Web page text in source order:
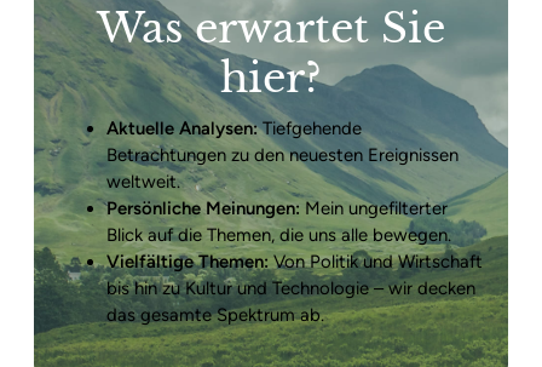
Was erwartet Sie
hier?
Aktuelle Analysen:Tiefgehende
Betrachtungen zu den neuesten Ereignissen
weltweit.
Persönliche Meinungen: Mein ungefilterter
Blick auf die Themen, die uns alle bewegen.
Vielfältige Themen: Von Politik und Wirtschaft
bis hin zu Kultur und Technologie – wir decken
das gesamte Spektrum ab.